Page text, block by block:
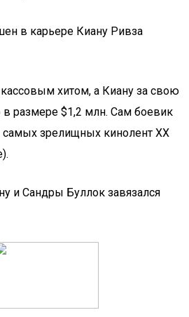
в карьере Киану Ривза
хитом, а Киану за свою
в размере $1,2 млн. Сам боевик
зрелищных кинолент XX
и Сандры Буллок завязался